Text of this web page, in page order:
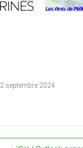
septembre 2024.